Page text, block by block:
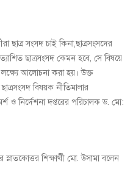
ছাত্র সংসদ চাই কিনা,ছাত্রসংসদের
ছাত্রসংসদ কেমন হবে, সে বিষয়ে
আলোচনা করা হয়। উক্ত
বিষয়ক নীতিমালার
ও নির্দেশনা দপ্তরের পরিচালক ড. মো:
শিক্ষার্থী মো. উসামা বলেন